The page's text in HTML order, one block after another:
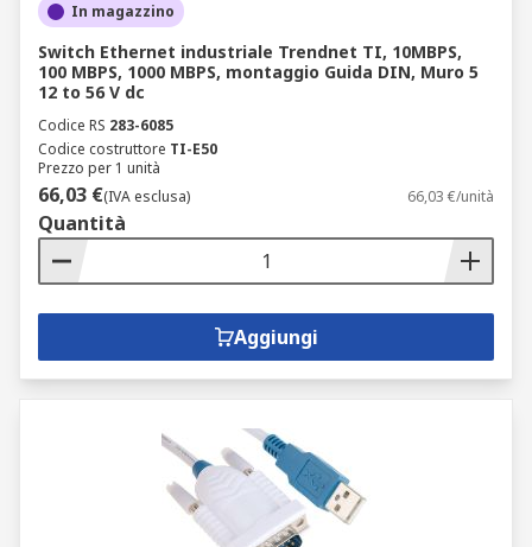
In magazzino
Switch Ethernet industriale Trendnet TI, 10MBPS,
100 MBPS, 1000 MBPS, montaggio Guida DIN, Muro 5
12 to 56 V dc
Codice RS 283-6085
Codice costruttore TI-E50
Prezzo per 1 unità
66,03 €(IVA esclusa) 66,03 €/unità
Quantità
Aggiungi